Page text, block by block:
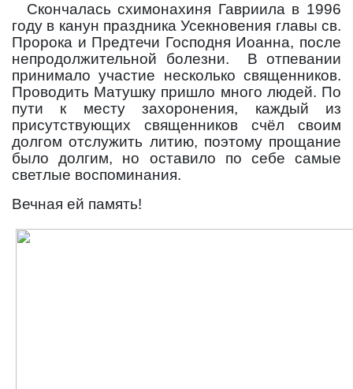
Скончалась схимонахиня Гавриила в 1996
году в канун праздника Усекновения главы св.
Пророка и Предтечи Господня Иоанна, после
непродолжительной болезни.
В отпевании
принимало участие несколько священников.
Проводить Матушку пришло много людей. По
пути к месту захоронения, каждый из
присутствующих священников счёл своим
долгом отслужить литию, поэтому прощание
было долгим, но оставило по себе самые
светлые воспоминания.
Вечная ей память!